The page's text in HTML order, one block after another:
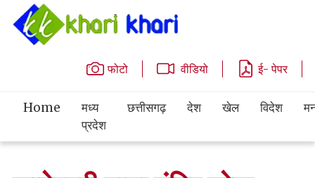
फोटो वीडियो ई- पेपर
Home
मध्य
प्रदेश
छत्तीसगढ़ देश खेल विदेश